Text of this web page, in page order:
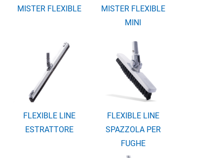
MISTER FLEXIBLE
MISTER FLEXIBLE
MINI
FLEXIBLE LINE
ESTRATTORE
FLEXIBLE LINE
SPAZZOLA PER
FUGHE